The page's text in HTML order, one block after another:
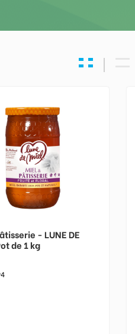
- LUNE DE
de 1 kg